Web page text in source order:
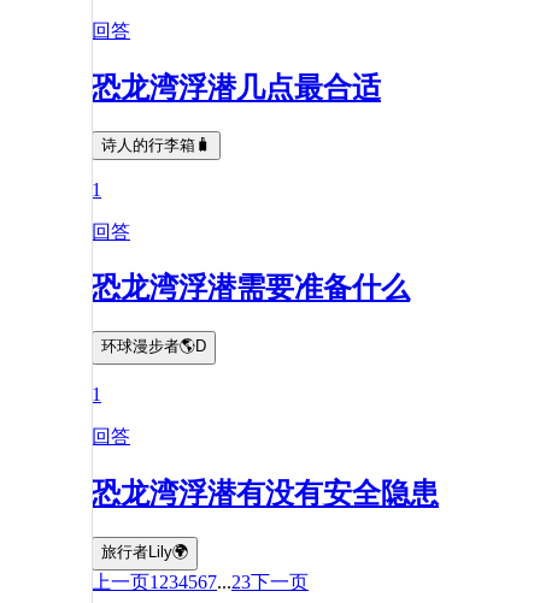
回答
恐龙湾浮潜几点最合适
诗人的行李箱🧳
1
回答
恐龙湾浮潜需要准备什么
环球漫步者🌎D
1
回答
恐龙湾浮潜有没有安全隐患
旅行者Lily🌍
上一页1 234567...23下一页